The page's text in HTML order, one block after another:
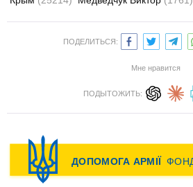
ПОДЕЛИТЬСЯ:
Мне нравится
ПОДЫТОЖИТЬ: